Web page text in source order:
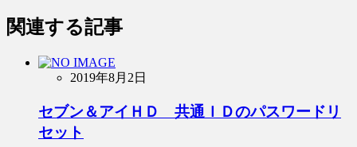
関連する記事
2019年8月2日
セブン＆アイＨＤ 共通ＩＤのパスワードリ
セット